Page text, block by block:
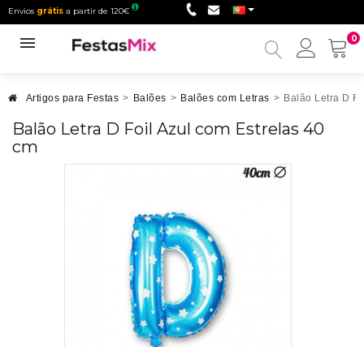
Envios grátis a partir de 120€
0
Minha
Artigos para Festas > Balões > Balões com Letras > Balão Letra D
Balão Letra D Foil Azul com Estrelas 40
cm